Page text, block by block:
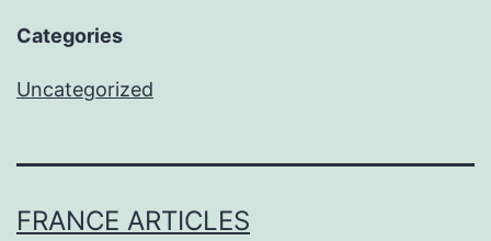
Categories
Uncategorized
FRANCE ARTICLES